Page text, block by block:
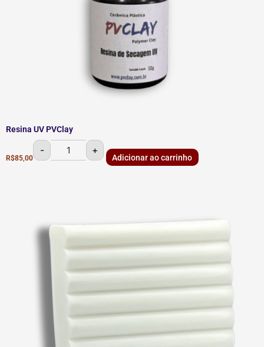
Resina UV PVClay
R$85,00
- +
Adicionar ao carrinho